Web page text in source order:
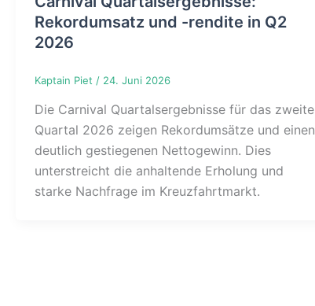
Rekordumsatz und -rendite in Q2
2026
Kaptain Piet / 24. Juni 2026
Die Carnival Quartalsergebnisse für das zweite
Quartal 2026 zeigen Rekordumsätze und einen
deutlich gestiegenen Nettogewinn. Dies
unterstreicht die anhaltende Erholung und
starke Nachfrage im Kreuzfahrtmarkt.